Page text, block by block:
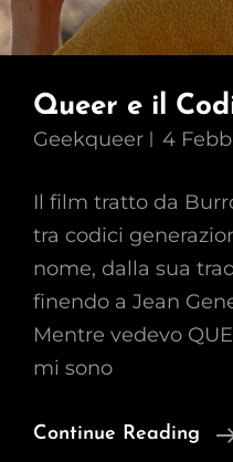
Queer e il
Geekqueer 4
Il film tratto da
tra codici
nome, dalla sua
finendo a Jean
Mentre vedevo
mi sono
Continue Reading